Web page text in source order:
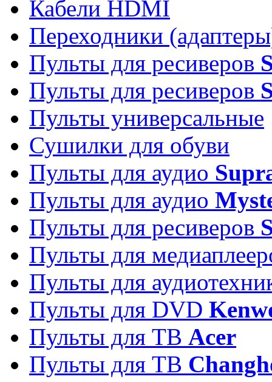
Кабели HDMI
Переходники
Пульты для ресиверов
Пульты для ресиверов
Пульты универсальные
Сушилки для обуви
Пульты для аудио
Пульты для аудио
Пульты для ресиверов
Пульты для
Пульты для
Пульты для DVD
Пульты для ТВ Acer
Пульты для ТВ